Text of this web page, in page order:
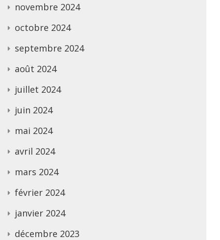
novembre 2024
octobre 2024
septembre 2024
août 2024
juillet 2024
juin 2024
mai 2024
avril 2024
mars 2024
février 2024
janvier 2024
décembre 2023